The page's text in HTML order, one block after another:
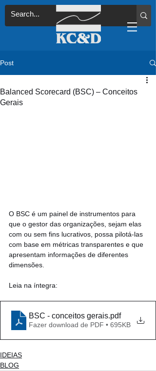
Post
Balanced Scorecard (BSC) – Conceitos
Gerais
O BSC é um painel de instrumentos para
que o gestor das organizações, sejam elas
com ou sem fins lucrativos, possa pilotá-las
com base em métricas transparentes e que
apresentam informações de diferentes
dimensões.
Leia na íntegra:
BSC - conceitos gerais.pdf
Fazer download de PDF • 695KB
IDEIAS
BLOG